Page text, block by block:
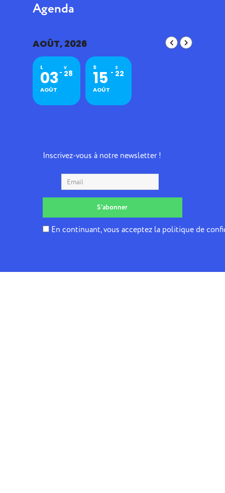
Agenda
AOÛT, 2026
L
03
AOÛT
V
28
S
15
AOÛT
S
22
Inscrivez-vous à notre newsletter !
En continuant, vous acceptez la politique de